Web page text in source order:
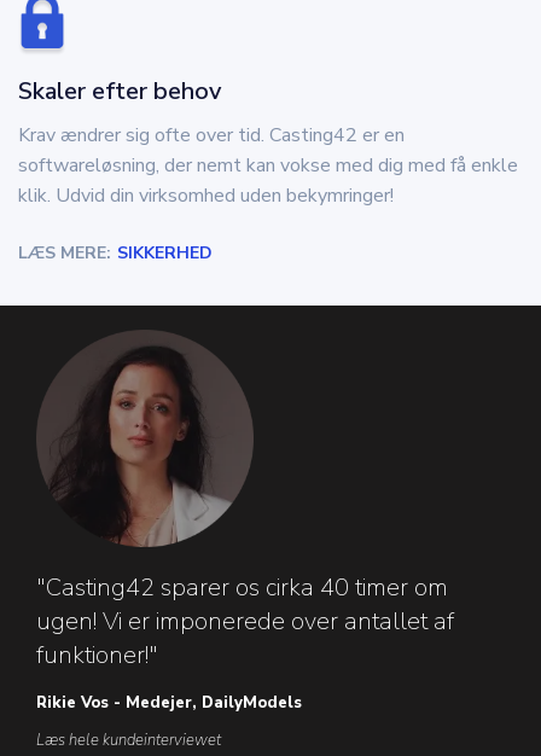
Skaler efter behov
Krav ændrer sig ofte over tid. Casting42 er en
softwareløsning, der nemt kan vokse med dig med få enkle
klik. Udvid din virksomhed uden bekymringer!
LÆS MERE: SIKKERHED
"Casting42 sparer os cirka 40 timer om
ugen! Vi er imponerede over antallet af
funktioner!"
Rikie Vos - Medejer, DailyModels
Læs hele kundeinterviewet